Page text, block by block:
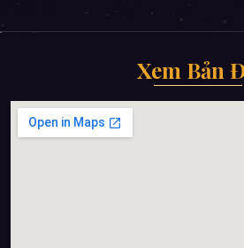
Xem Bản